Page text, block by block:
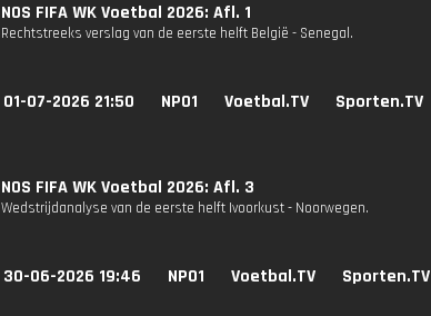
NOS FIFA WK Voetbal 2026: Afl. 1
Rechtstreeks verslag van de eerste helft België - Senegal.
01-07-2026 21:50 NPO1 Voetbal.TV Sporten.TV
NOS FIFA WK Voetbal 2026: Afl. 3
Wedstrijdanalyse van de eerste helft Ivoorkust - Noorwegen.
30-06-2026 19:46 NPO1 Voetbal.TV Sporten.TV